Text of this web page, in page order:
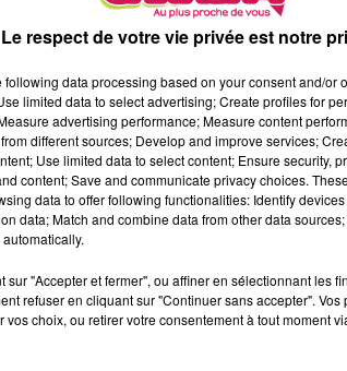
un système de container avec
de cette expérimentation seront
: c’est Jean-Marie Allain, Maire de
bien.
développer une nouvelle
Saint Huile, Président de la
Le respect de votre vie privée est notre
following data processing based on your consent and/or
limited data to select advertising; Create profiles for
advertising performance; Measure content
different sources; Develop and improve services;
Use limited data to select content; Ensure security,
content; Save and communicate privacy choices.
data to offer following functionalities: Identify
data; Match and combine data from other data
sur "Accepter et fermer", ou affiner en sélectionnant les
refuser en cliquant sur "Continuer sans accepter".
vos choix, ou retirer votre consentement à tout moment